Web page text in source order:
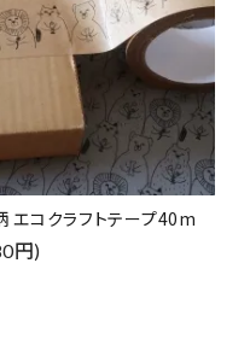
エコクラフトテープ40m
円)